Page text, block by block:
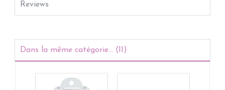
Reviews
Dans la même catégorie... (11)